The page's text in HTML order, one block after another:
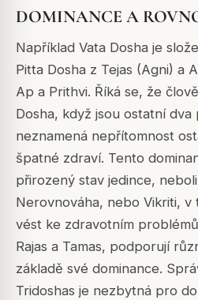
DOMINANCE A
Například Vata Dosha je
Pitta Dosha z Tejas (Agni) a
Ap a Prithvi. Říká se, že
Dosha, když jsou ostatní
neznamená nepřítomnost
špatné zdraví. Tento
přirozený stav jedince,
Nerovnováha, nebo Vikriti, v
vést ke zdravotním
Rajas a Tamas, podporují
základě své dominance.
Tridoshas je nezbytná pro